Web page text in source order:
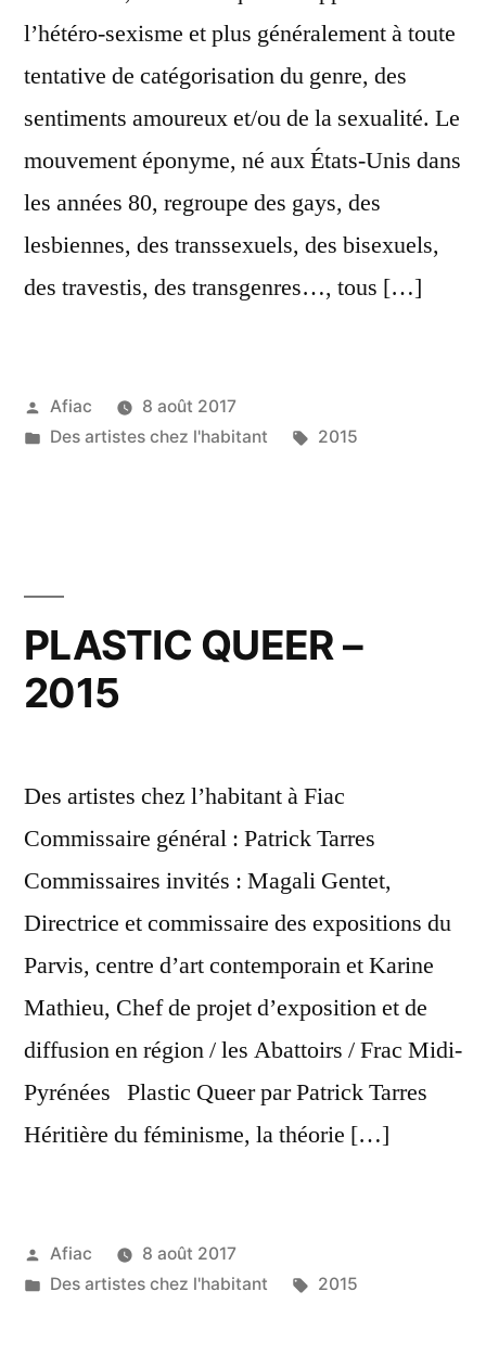
l’hétéro-sexisme et plus généralement à toute
tentative de catégorisation du genre, des
sentiments amoureux et/ou de la sexualité. Le
mouvement éponyme, né aux États-Unis dans
les années 80, regroupe des gays, des
lesbiennes, des transsexuels, des bisexuels,
des travestis, des transgenres…, tous […]
Publié
par
Afiac
8 août 2017
Publié
Des artistes chez l'habitant Étiquettes :
2015
PLASTIC QUEER –
2015
Des artistes chez l’habitant à Fiac
Commissaire général : Patrick Tarres
Commissaires invités : Magali Gentet,
Directrice et commissaire des expositions du
Parvis, centre d’art contemporain et Karine
Mathieu, Chef de projet d’exposition et de
diffusion en région / les Abattoirs / Frac Midi-
Pyrénées Plastic Queer par Patrick Tarres
Héritière du féminisme, la théorie […]
Publié
par
Afiac
8 août 2017
Publié
Des artistes chez l'habitant Étiquettes :
2015